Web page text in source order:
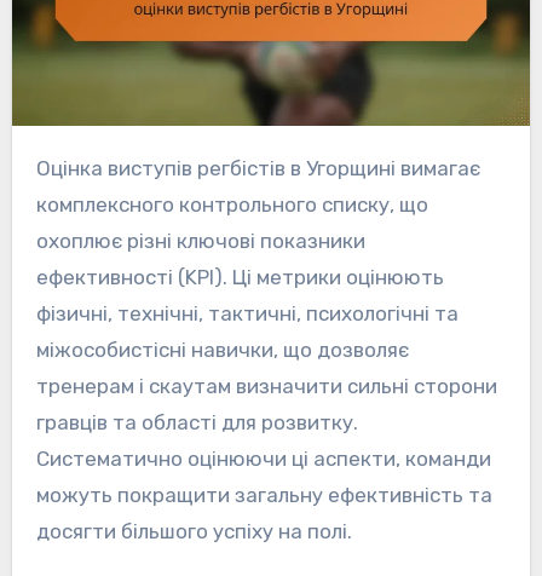
Оцінка виступів регбістів в Угорщині вимагає
комплексного контрольного списку, що
охоплює різні ключові показники
ефективності (KPI). Ці метрики оцінюють
фізичні, технічні, тактичні, психологічні та
міжособистісні навички, що дозволяє
тренерам і скаутам визначити сильні сторони
гравців та області для розвитку.
Систематично оцінюючи ці аспекти, команди
можуть покращити загальну ефективність та
досягти більшого успіху на полі.